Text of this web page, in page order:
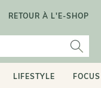
RETOUR À L'E-SHOP
LIFESTYLE